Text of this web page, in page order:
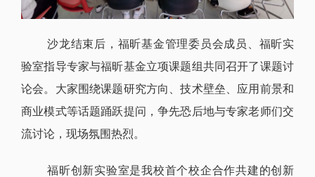
沙龙结束后，福昕基金管理委员会成员、福昕实
验室指导专家与福昕基金立项课题组共同召开了课题讨
论会。大家围绕课题研究方向、技术壁垒、应用前景和
商业模式等话题踊跃提问，争先恐后地与专家老师们交
流讨论，现场氛围热烈。
福昕创新实验室是我校首个校企合作共建的创新